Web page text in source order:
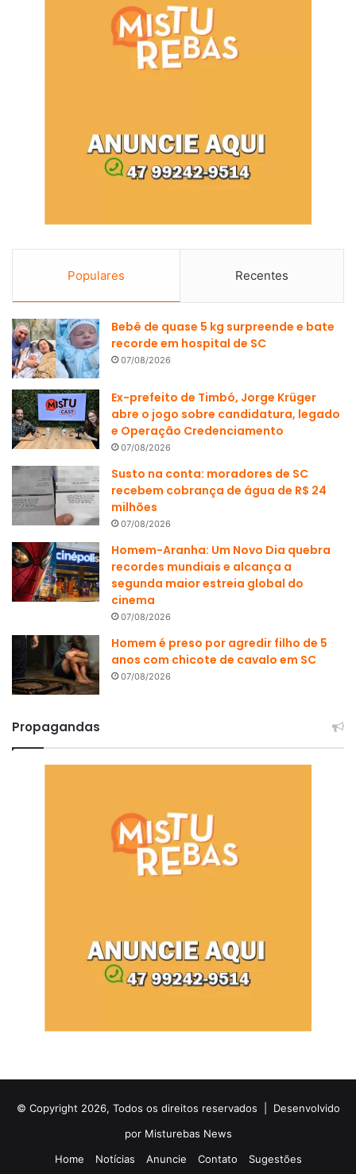
Populares Recentes
Bebê de quase 5 kg surpreende e bate
recorde em hospital de SC
07/08/2026
Ex-prefeito de Timbó, Jorge Krüger
abre o jogo sobre candidatura, legado
e Operação Credenciamento
07/08/2026
Susto na conta: moradores de SC
recebem cobrança de água de R$ 24
milhões
07/08/2026
Homem-Aranha: Um Novo Dia quebra
recordes mundiais e alcança a
segunda maior estreia global do
cinema
07/08/2026
Homem é preso por agredir filho de 5
anos com chicote de cavalo em SC
07/08/2026
Propagandas
© Copyright 2026, Todos os direitos reservados | Desenvolvido
por Misturebas News
Home
Notícias Anuncie Contato Sugestões